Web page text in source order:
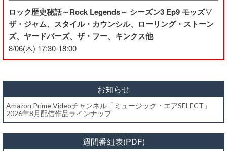
ロック歴史秘話～Rock Legends～ シーズン3 Ep9 モッズ▽
ザ・ジャム、スタイル・カウンシル、ローリング・ストーン
ズ、ヤードバーズ、ザ・フー、キンクス他
8/06(木) 17:30-18:00
お知らせ
Amazon Prime Videoチャンネル「ミュージック・エアSELECT」
2026年8月配信作品ラインナップ
週間番組表(PDF)